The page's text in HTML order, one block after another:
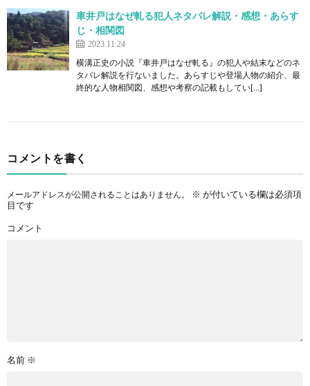
車井戸はなぜ軋る犯人ネタバレ解説・感想・あらす
じ・相関図
2023.11.24
横溝正史の小説『車井戸はなぜ軋る』の犯人や結末などのネ
タバレ解説を行ないました。あらすじや登場人物の紹介、最
終的な人物相関図、感想や考察の記載もしてい[…]
コメントを書く
メールアドレスが公開されることはありません。 ※ が付いている欄は必須項
目です
コメント
名前 ※